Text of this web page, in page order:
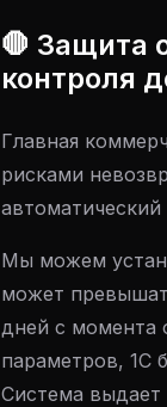
🛑 Защита
контроля
Главная
рисками
Мы можем
может
дней с момента
параметров, 1С
Система выдает